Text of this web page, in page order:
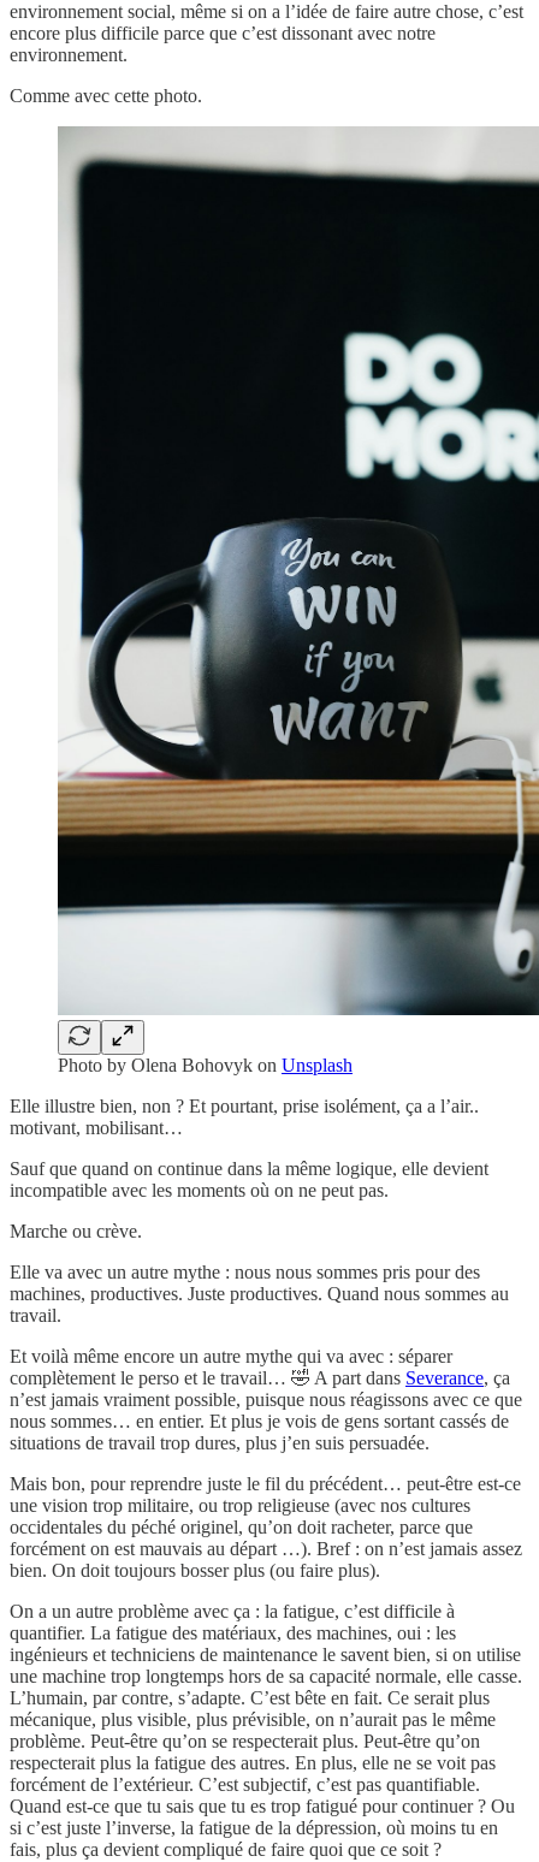
environnement social, même si on a l’idée de faire autre chose, c’est
encore plus difficile parce que c’est dissonant avec notre
environnement.
Comme avec cette photo.
Photo by Olena Bohovyk on Unsplash
Elle illustre bien, non ? Et pourtant, prise isolément, ça a l’air..
motivant, mobilisant…
Sauf que quand on continue dans la même logique, elle devient
incompatible avec les moments où on ne peut pas.
Marche ou crève.
Elle va avec un autre mythe : nous nous sommes pris pour des
machines, productives. Juste productives. Quand nous sommes au
travail.
Et voilà même encore un autre mythe qui va avec : séparer
complètement le perso et le travail… 🤣 A part dans Severance, ça
n’est jamais vraiment possible, puisque nous réagissons avec ce que
nous sommes… en entier. Et plus je vois de gens sortant cassés de
situations de travail trop dures, plus j’en suis persuadée.
Mais bon, pour reprendre juste le fil du précédent… peut-être est-ce
une vision trop militaire, ou trop religieuse (avec nos cultures
occidentales du péché originel, qu’on doit racheter, parce que
forcément on est mauvais au départ …). Bref : on n’est jamais assez
bien. On doit toujours bosser plus (ou faire plus).
On a un autre problème avec ça : la fatigue, c’est difficile à
quantifier. La fatigue des matériaux, des machines, oui : les
ingénieurs et techniciens de maintenance le savent bien, si on utilise
une machine trop longtemps hors de sa capacité normale, elle casse.
L’humain, par contre, s’adapte. C’est bête en fait. Ce serait plus
mécanique, plus visible, plus prévisible, on n’aurait pas le même
problème. Peut-être qu’on se respecterait plus. Peut-être qu’on
respecterait plus la fatigue des autres. En plus, elle ne se voit pas
forcément de l’extérieur. C’est subjectif, c’est pas quantifiable.
Quand est-ce que tu sais que tu es trop fatigué pour continuer ? Ou
si c’est juste l’inverse, la fatigue de la dépression, où moins tu en
fais, plus ça devient compliqué de faire quoi que ce soit ?